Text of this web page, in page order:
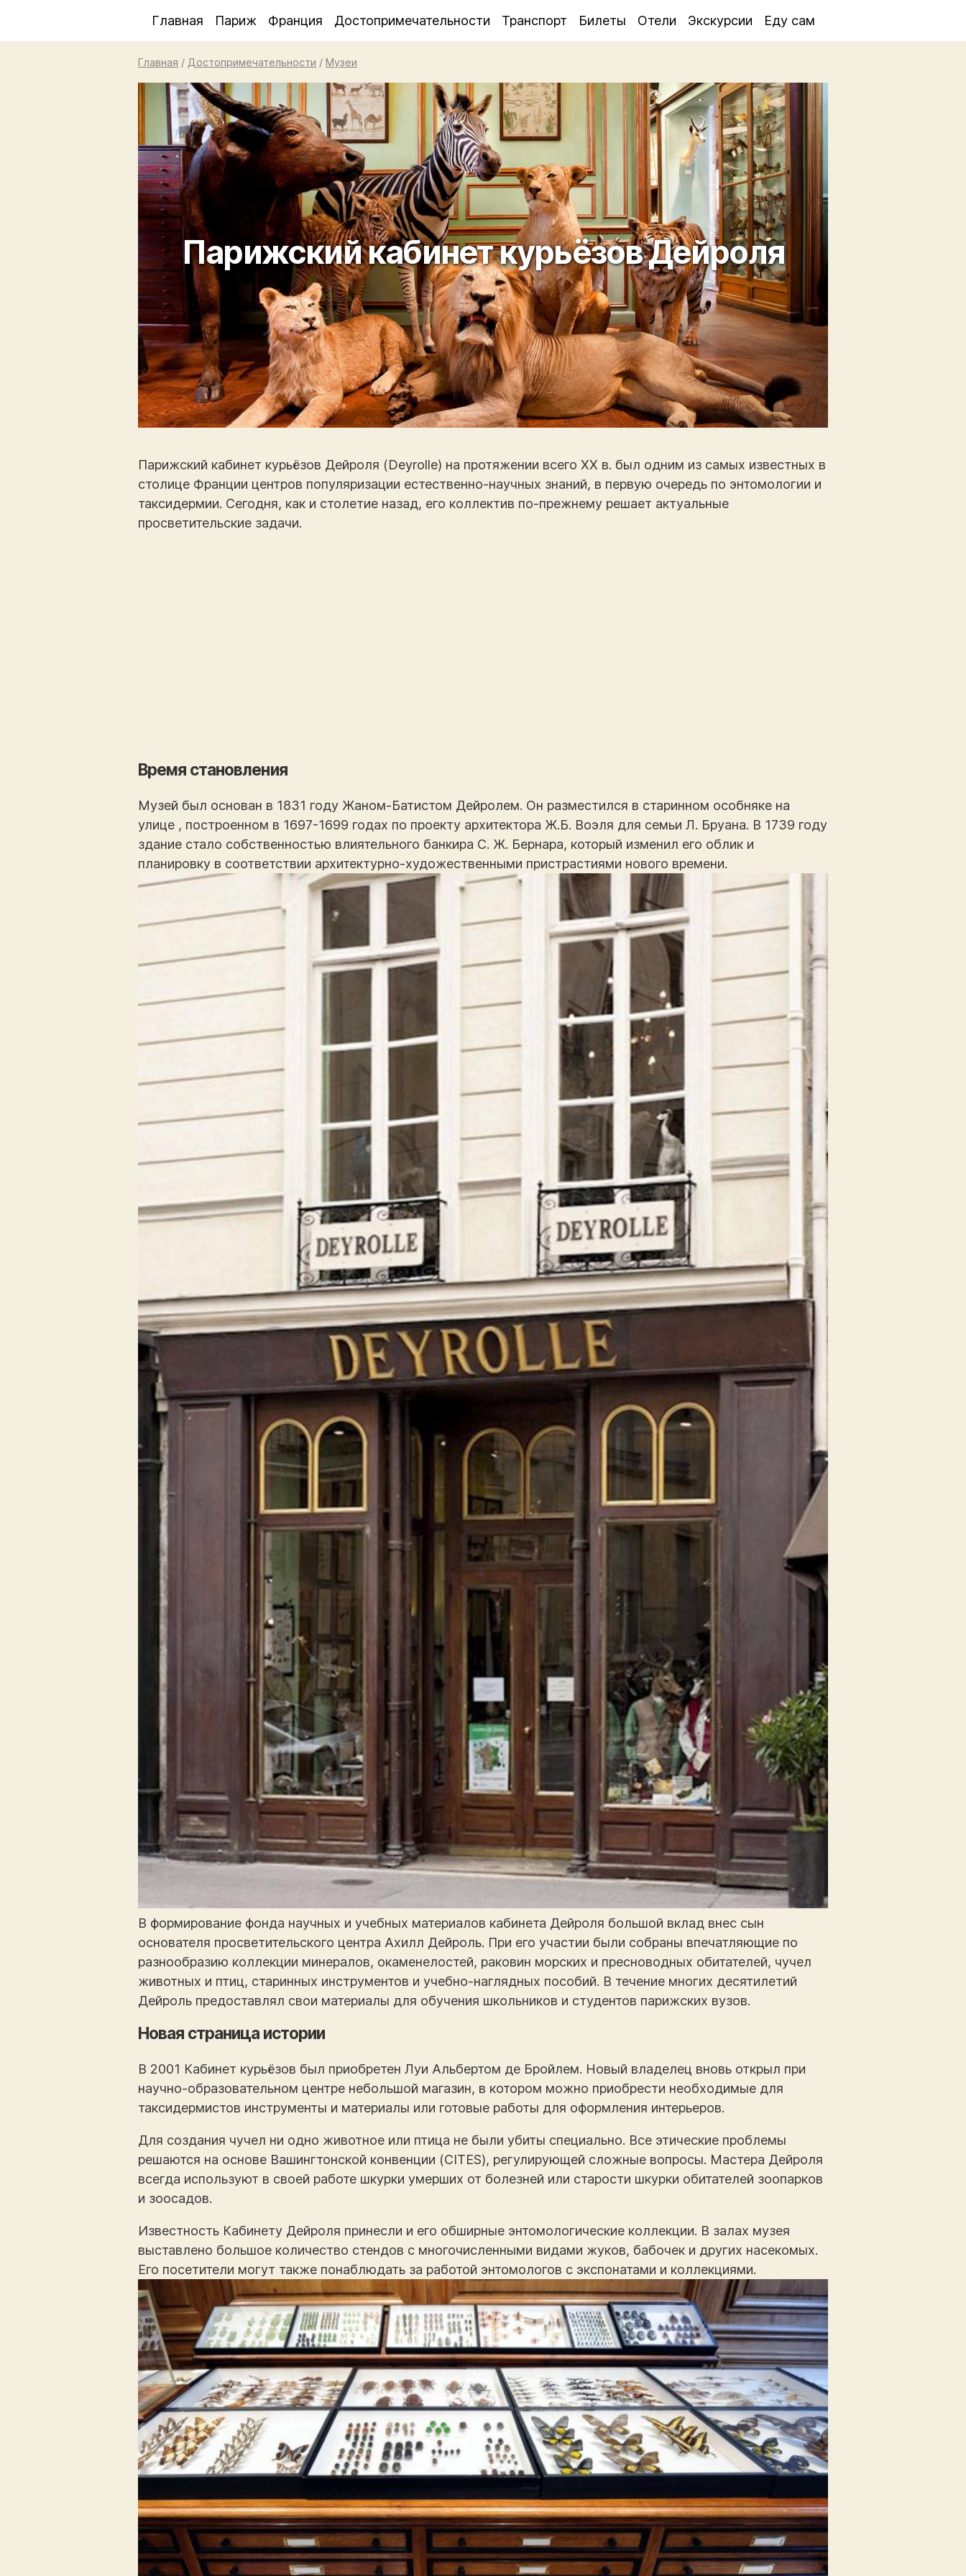
Главная Париж Франция Достопримечательности Транспорт Билеты Отели Экскурсии Еду сам
Главная / Достопримечательности / Музеи
Парижский кабинет курьёзов Дейроля
Парижский кабинет курьёзов Дейроля (Deyrolle) на протяжении всего XX в. был одним из самых известных в
столице Франции центров популяризации естественно-научных знаний, в первую очередь по энтомологии и
таксидермии. Сегодня, как и столетие назад, его коллектив по-прежнему решает актуальные
просветительские задачи.
Время становления
Музей был основан в 1831 году Жаном-Батистом Дейролем. Он разместился в старинном особняке на
улице , построенном в 1697-1699 годах по проекту архитектора Ж.Б. Воэля для семьи Л. Бруана. В 1739 году
здание стало собственностью влиятельного банкира С. Ж. Бернара, который изменил его облик и
планировку в соответствии архитектурно-художественными пристрастиями нового времени.
В формирование фонда научных и учебных материалов кабинета Дейроля большой вклад внес сын
основателя просветительского центра Ахилл Дейроль. При его участии были собраны впечатляющие по
разнообразию коллекции минералов, окаменелостей, раковин морских и пресноводных обитателей, чучел
животных и птиц, старинных инструментов и учебно-наглядных пособий. В течение многих десятилетий
Дейроль предоставлял свои материалы для обучения школьников и студентов парижских вузов.
Новая страница истории
В 2001 Кабинет курьёзов был приобретен Луи Альбертом де Бройлем. Новый владелец вновь открыл при
научно-образовательном центре небольшой магазин, в котором можно приобрести необходимые для
таксидермистов инструменты и материалы или готовые работы для оформления интерьеров.
Для создания чучел ни одно животное или птица не были убиты специально. Все этические проблемы
решаются на основе Вашингтонской конвенции (CITES), регулирующей сложные вопросы. Мастера Дейроля
всегда используют в своей работе шкурки умерших от болезней или старости шкурки обитателей зоопарков
и зоосадов.
Известность Кабинету Дейроля принесли и его обширные энтомологические коллекции. В залах музея
выставлено большое количество стендов с многочисленными видами жуков, бабочек и других насекомых.
Его посетители могут также понаблюдать за работой энтомологов с экспонатами и коллекциями.